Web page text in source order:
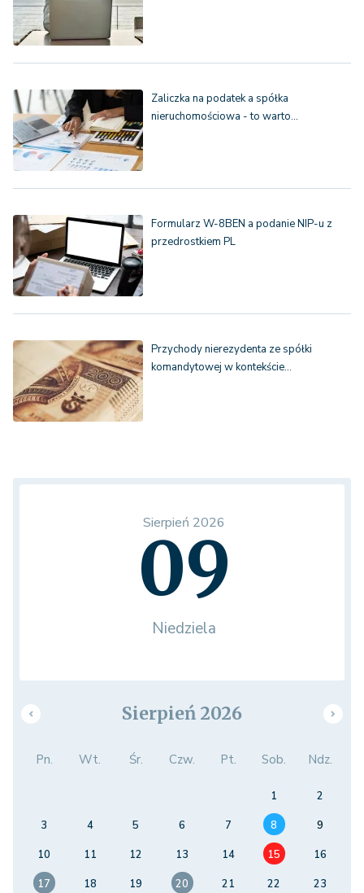
Zaliczka na podatek a spółka
nieruchomościowa - to warto…
Formularz W-8BEN a podanie NIP-u z
przedrostkiem PL
Przychody nierezydenta ze spółki
komandytowej w kontekście…
Sierpień 2026
09
Niedziela
Sierpień 2026
Pn. Wt. Śr. Czw. Pt. Sob. Ndz.
1
2
3
4 5 6 7 8
9
10
11 12 13 14 15
16
17
18 19 20 21 22
23